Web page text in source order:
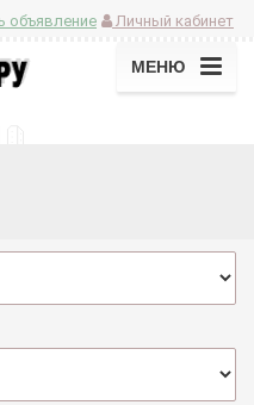
Личный кабинет
объявление
МЕНЮ